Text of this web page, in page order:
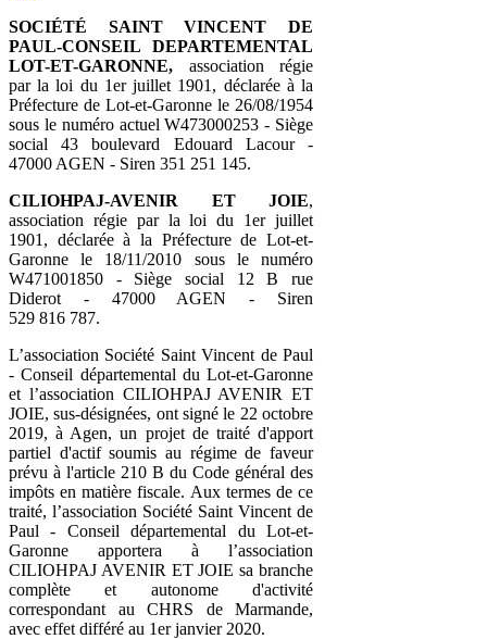
SOCIÉTÉ SAINT VINCENT DE
PAUL-CONSEIL DEPARTEMENTAL
LOT-ET-GARONNE, association régie
par la loi du 1er juillet 1901, déclarée à la
Préfecture de Lot-et-Garonne le 26/08/1954
sous le numéro actuel W473000253 - Siège
social 43 boulevard Edouard Lacour -
47000 AGEN - Siren 351 251 145.
CILIOHPAJ-AVENIR ET JOIE,
association régie par la loi du 1er juillet
1901, déclarée à la Préfecture de Lot-et-
Garonne le 18/11/2010 sous le numéro
W471001850 - Siège social 12 B rue
Diderot - 47000 AGEN - Siren
529 816 787.
L’association Société Saint Vincent de Paul
- Conseil départemental du Lot-et-Garonne
et l’association CILIOHPAJ AVENIR ET
JOIE, sus-désignées, ont signé le 22 octobre
2019, à Agen, un projet de traité d'apport
partiel d'actif soumis au régime de faveur
prévu à l'article 210 B du Code général des
impôts en matière fiscale. Aux termes de ce
traité, l’association Société Saint Vincent de
Paul - Conseil départemental du Lot-et-
Garonne apportera à l’association
CILIOHPAJ AVENIR ET JOIE sa branche
complète et autonome d'activité
correspondant au CHRS de Marmande,
avec effet différé au 1er janvier 2020.